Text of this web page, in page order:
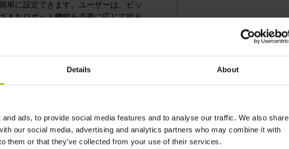
Details About
ads, to provide social media features and to analyse our traffic. We also share
our social media, advertising and analytics partners who may combine it with
them or that they’ve collected from your use of their services.
単に設定できます。ユーザーは、ピッ
まなロボット機能を必要に応じて組み
ト経由でTNCに接続され、バスシステ
も非常に容易です。
で直感的なユーザーエクスペリエンス
を大幅に簡素化する実用的な機能をさ
決め」機能が代表的です。ユーザーは
目的の輪郭、パターン、穴あけ位置
動的に実行します。同様に便利なの
けや正面フライスなどの代表的な加工
により、TNC7 goは、迅速に成果を求
作機械の初心者にも最適な製品です。